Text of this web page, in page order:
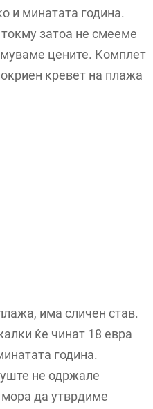
и минатата година.
затоа не смееме
цените. Комплет
кревет на плажа
има сличен став.
ќе чинат 18 евра
година.
не одржале
мора да утврдиме